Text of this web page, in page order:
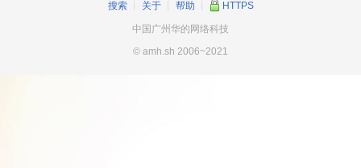
搜索┊ 关于┊ 帮助 HTTPS
中国广州华的网络科技
© amh.sh 2006~2021